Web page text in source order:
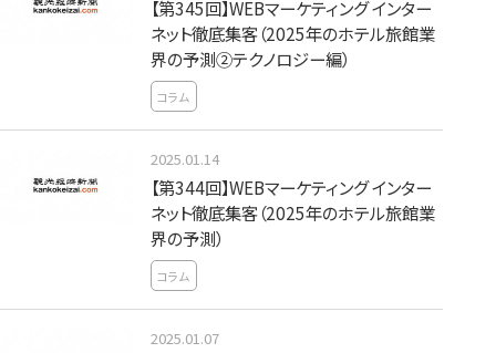
【第345回】WEBマーケティング インター
ネット徹底集客（2025年のホテル旅館業
界の予測②テクノロジー編）
コラム
2025.01.14
【第344回】WEBマーケティング インター
ネット徹底集客（2025年のホテル旅館業
界の予測）
コラム
2025.01.07